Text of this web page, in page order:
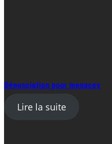
Dénonciation pour menaces
Lire la suite